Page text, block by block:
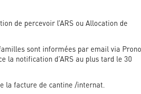
de percevoir l’ARS ou Allocation de
sont informées par email via
la notification d’ARS au plus tard le 30
la facture de cantine /internat.